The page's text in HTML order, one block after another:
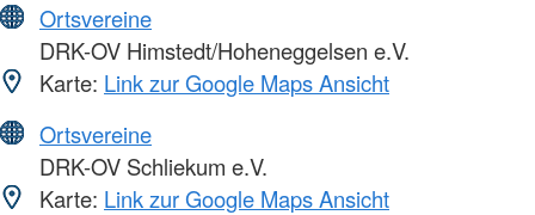
Ortsvereine
DRK-OV Himstedt/Hoheneggelsen e.V.
Karte: Link zur Google Maps Ansicht
Ortsvereine
DRK-OV Schliekum e.V.
Karte: Link zur Google Maps Ansicht